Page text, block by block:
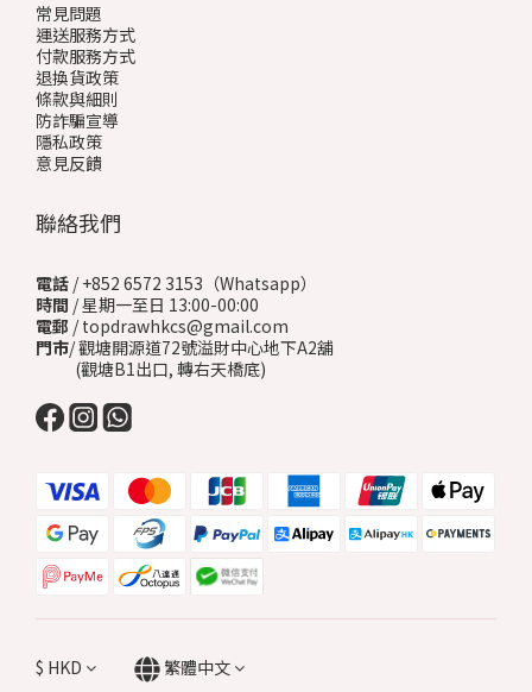
常見問題
運送服務方式
付款服務方式
退換貨政策
條款與細則
防詐騙宣導
隱私政策
意見反饋
聯絡我們
電話 / +852 6572 3153（Whatsapp）
時間 / 星期一至日 13:00-00:00
電郵 / topdrawhkcs@gmail.com
門市/ 觀塘開源道72號溢財中心地下A2舖
(觀塘B1出口, 轉右天橋底)
$ HKD 繁體中文